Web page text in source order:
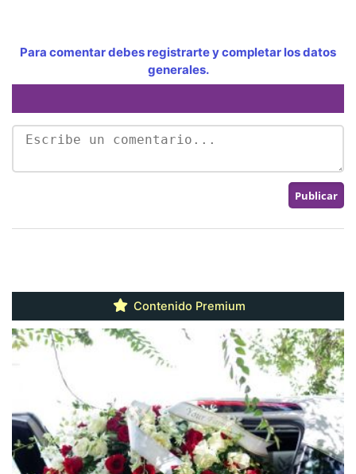
Para comentar debes registrarte y completar los datos
generales.
Contenido Premium